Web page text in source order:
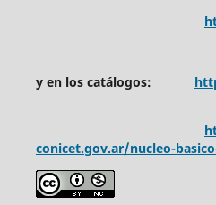
y en los catálogos:
conicet.gov.ar/nucleo-